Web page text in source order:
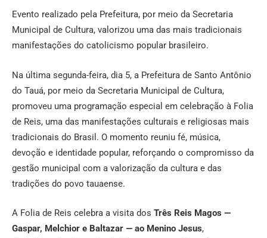
Evento realizado pela Prefeitura, por meio da Secretaria
Municipal de Cultura, valorizou uma das mais tradicionais
manifestações do catolicismo popular brasileiro.
Na última segunda-feira, dia 5, a Prefeitura de Santo Antônio
do Tauá, por meio da Secretaria Municipal de Cultura,
promoveu uma programação especial em celebração à Folia
de Reis, uma das manifestações culturais e religiosas mais
tradicionais do Brasil. O momento reuniu fé, música,
devoção e identidade popular, reforçando o compromisso da
gestão municipal com a valorização da cultura e das
tradições do povo tauaense.
A Folia de Reis celebra a visita dos Três Reis Magos —
Gaspar, Melchior e Baltazar — ao Menino Jesus,